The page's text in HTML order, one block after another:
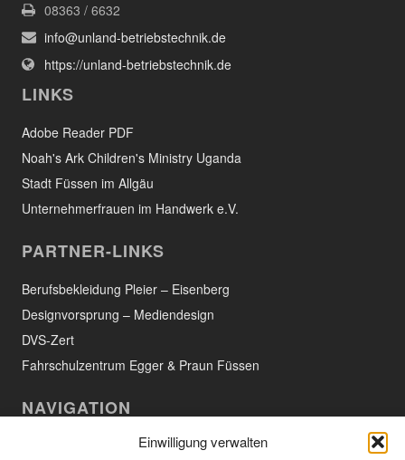
Einwilligung verwalten
08363 / 6632
info@unland-betriebstechnik.de
https://unland-betriebstechnik.de
LINKS
Adobe Reader PDF
Noah's Ark Children's Ministry Uganda
Stadt Füssen im Allgäu
Unternehmerfrauen im Handwerk e.V.
PARTNER-LINKS
Berufsbekleidung Pleier – Eisenberg
Designvorsprung – Mediendesign
DVS-Zert
Fahrschulzentrum Egger & Praun Füssen
NAVIGATION